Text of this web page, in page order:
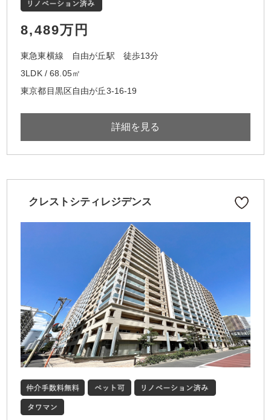
8,489万円
東急東横線 自由が丘駅 徒歩13分
3LDK / 68.05㎡
東京都目黒区自由が丘3-16-19
詳細を見る
クレストシティレジデンス